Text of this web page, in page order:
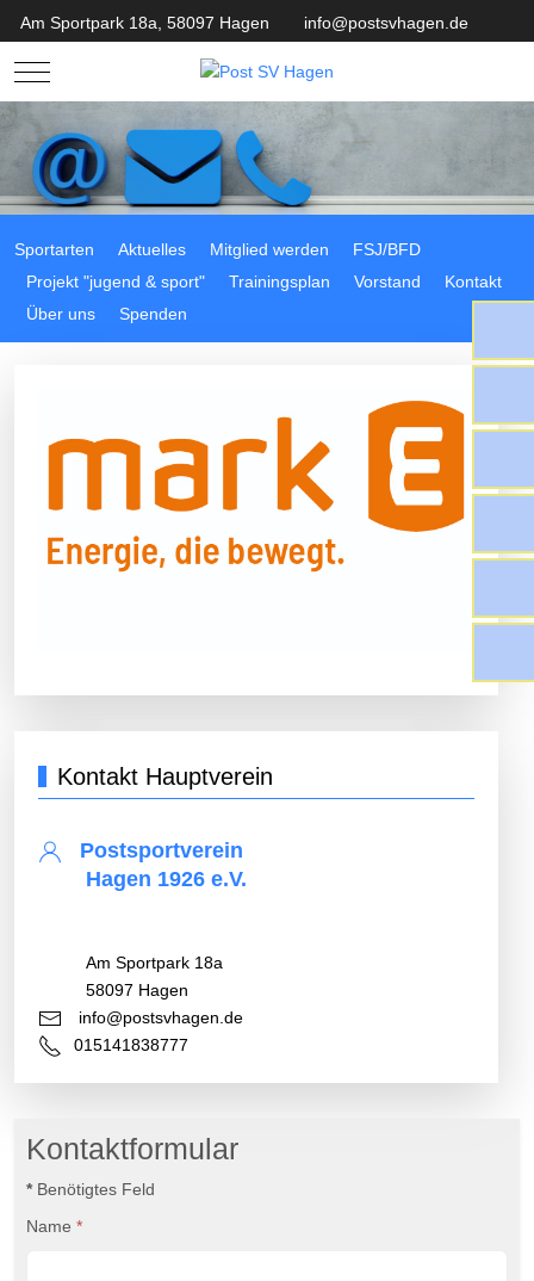
Am Sportpark 18a, 58097 Hagen info@postsvhagen.de
Mobile Menu Toggle
Sportarten Aktuelles Mitglied werden
FSJ/BFD
Projekt "jugend & sport"
Trainingsplan Vorstand
Kontakt
Über uns
Spenden
Kontakt Hauptverein
Postsportverein
Hagen 1926 e.V.
Am Sportpark 18a
58097 Hagen
info@postsvhagen.de
015141838777
Kontaktformular
*Benötigtes Feld
Name *